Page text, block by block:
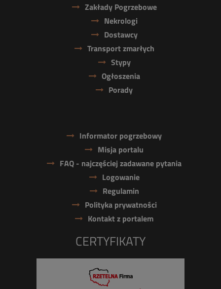
Zakłady Pogrzebowe
Nekrologi
Dostawcy
Transport zmarłych
Stypy
Ogłoszenia
Porady
Informator pogrzebowy
Misja portalu
FAQ - najczęściej zadawane pytania
Logowanie
Regulamin
Polityka prywatności
Kontakt z portalem
CERTYFIKATY